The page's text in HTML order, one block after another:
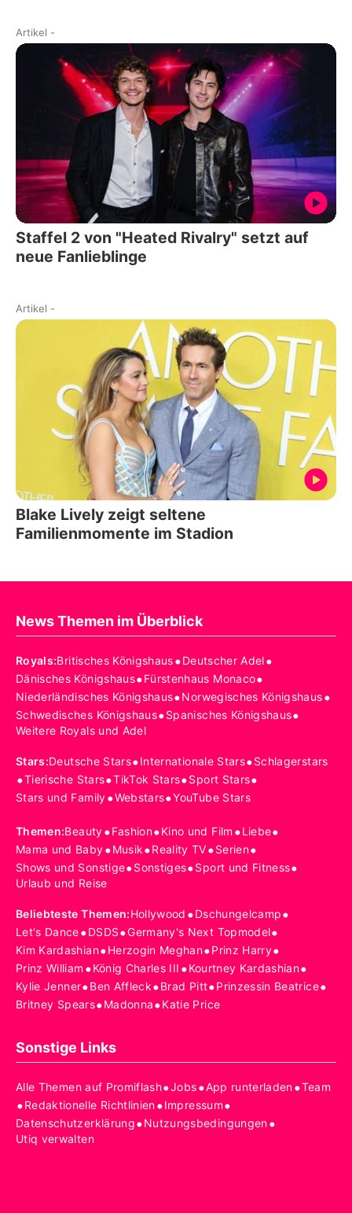
Artikel -
Staffel 2 von "Heated Rivalry" setzt auf
neue Fanlieblinge
Artikel -
Blake Lively zeigt seltene
Familienmomente im Stadion
News Themen im Überblick
Royals:Britisches Königshaus•Deutscher Adel•
Dänisches Königshaus•Fürstenhaus Monaco•
Niederländisches Königshaus•Norwegisches Königshaus•
Schwedisches Königshaus•Spanisches Königshaus•
Weitere Royals und Adel
Stars:Deutsche Stars•Internationale Stars•Schlagerstars
•Tierische Stars•TikTok Stars•Sport Stars•
Stars und Family•Webstars•YouTube Stars
Themen:Beauty•Fashion•Kino und Film •Liebe•
Mama und Baby•Musik•Reality TV•Serien•
Shows und Sonstige•Sonstiges•Sport und Fitness•
Urlaub und Reise
Beliebteste Themen:Hollywood •Dschungelcamp•
Let's Dance•DSDS•Germany's Next Topmodel•
Kim Kardashian•Herzogin Meghan•Prinz Harry•
Prinz William •König Charles III •Kourtney Kardashian•
Kylie Jenner•Ben Affleck•Brad Pitt•Prinzessin Beatrice•
Britney Spears•Madonna•Katie Price
Sonstige Links
Alle Themen auf Promiflash•Jobs•App runterladen•Team
•Redaktionelle Richtlinien•Impressum•
Datenschutzerklärung•Nutzungsbedingungen•
Utiq verwalten